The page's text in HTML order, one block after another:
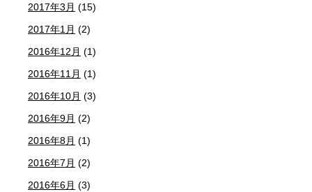
2017年3月 (15)
2017年1月 (2)
2016年12月 (1)
2016年11月 (1)
2016年10月 (3)
2016年9月 (2)
2016年8月 (1)
2016年7月 (2)
2016年6月 (3)